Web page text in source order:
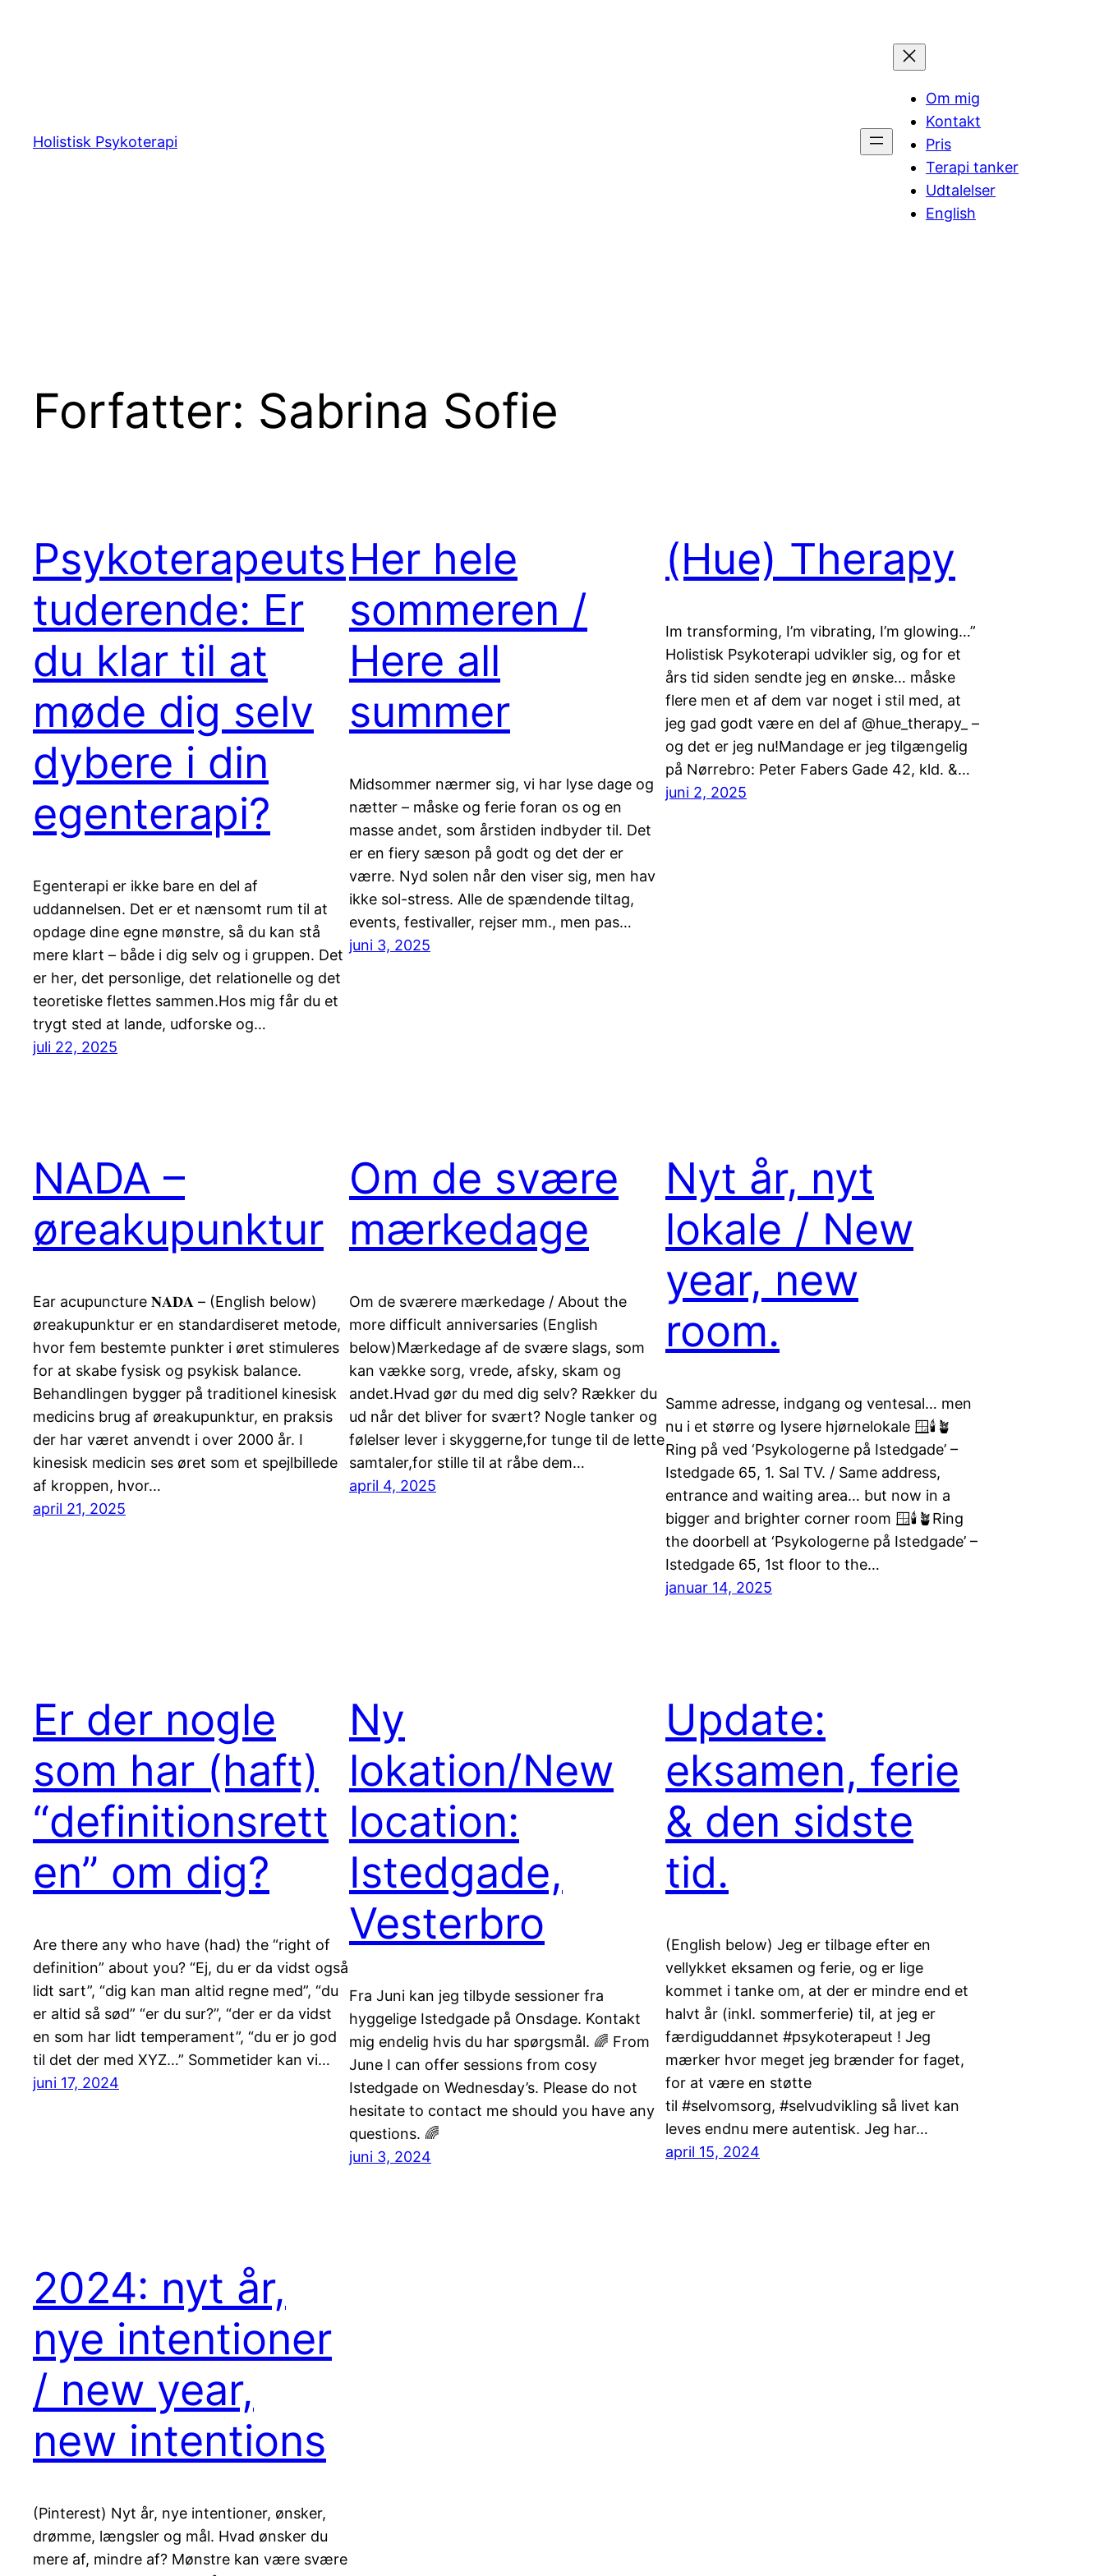
Holistisk Psykoterapi
Om mig
Kontakt
Pris
Terapi tanker
Udtalelser
English
Forfatter: Sabrina Sofie
Psykoterapeuts
tuderende: Er
du klar til at
møde dig selv
dybere i din
egenterapi?
Egenterapi er ikke bare en del af
uddannelsen. Det er et nænsomt rum til at
opdage dine egne mønstre, så du kan stå
mere klart – både i dig selv og i gruppen. Det
er her, det personlige, det relationelle og det
teoretiske flettes sammen.Hos mig får du et
trygt sted at lande, udforske og…
juli 22, 2025
Her hele
sommeren /
Here all
summer
Midsommer nærmer sig, vi har lyse dage og
nætter – måske og ferie foran os og en
masse andet, som årstiden indbyder til. Det
er en fiery sæson på godt og det der er
værre. Nyd solen når den viser sig, men hav
ikke sol-stress. Alle de spændende tiltag,
events, festivaller, rejser mm., men pas…
juni 3, 2025
(Hue) Therapy
Im transforming, I’m vibrating, I’m glowing…”
Holistisk Psykoterapi udvikler sig, og for et
års tid siden sendte jeg en ønske… måske
flere men et af dem var noget i stil med, at
jeg gad godt være en del af @hue_therapy_ –
og det er jeg nu!Mandage er jeg tilgængelig
på Nørrebro: Peter Fabers Gade 42, kld. &…
juni 2, 2025
NADA –
øreakupunktur
Ear acupuncture 𝐍𝐀𝐃𝐀 – (English below)
øreakupunktur er en standardiseret metode,
hvor fem bestemte punkter i øret stimuleres
for at skabe fysisk og psykisk balance.
Behandlingen bygger på traditionel kinesisk
medicins brug af øreakupunktur, en praksis
der har været anvendt i over 2000 år. I
kinesisk medicin ses øret som et spejlbillede
af kroppen, hvor…
april 21, 2025
Om de svære
mærkedage
Om de sværere mærkedage / About the
more difficult anniversaries (English
below)Mærkedage af de svære slags, som
kan vække sorg, vrede, afsky, skam og
andet.Hvad gør du med dig selv? Rækker du
ud når det bliver for svært? Nogle tanker og
følelser lever i skyggerne,for tunge til de lette
samtaler,for stille til at råbe dem…
april 4, 2025
Nyt år, nyt
lokale / New
year, new
room.
Samme adresse, indgang og ventesal… men
nu i et større og lysere hjørnelokale 🪟🕯️🪴
Ring på ved ‘Psykologerne på Istedgade’ –
Istedgade 65, 1. Sal TV. / Same address,
entrance and waiting area… but now in a
bigger and brighter corner room 🪟🕯️🪴Ring
the doorbell at ‘Psykologerne på Istedgade’ –
Istedgade 65, 1st floor to the…
januar 14, 2025
Er der nogle
som har (haft)
“definitionsrett
en” om dig?
Are there any who have (had) the “right of
definition” about you? “Ej, du er da vidst også
lidt sart”, “dig kan man altid regne med”, “du
er altid så sød” “er du sur?”, “der er da vidst
en som har lidt temperament”, “du er jo god
til det der med XYZ…” Sommetider kan vi…
juni 17, 2024
Ny
lokation/New
location:
Istedgade,
Vesterbro
Fra Juni kan jeg tilbyde sessioner fra
hyggelige Istedgade på Onsdage. Kontakt
mig endelig hvis du har spørgsmål. 🌈 From
June I can offer sessions from cosy
Istedgade on Wednesday’s. Please do not
hesitate to contact me should you have any
questions. 🌈
juni 3, 2024
Update:
eksamen, ferie
& den sidste
tid.
(English below) Jeg er tilbage efter en
vellykket eksamen og ferie, og er lige
kommet i tanke om, at der er mindre end et
halvt år (inkl. sommerferie) til, at jeg er
færdiguddannet #psykoterapeut ! Jeg
mærker hvor meget jeg brænder for faget,
for at være en støtte
til #selvomsorg, #selvudvikling så livet kan
leves endnu mere autentisk. Jeg har…
april 15, 2024
2024: nyt år,
nye intentioner
/ new year,
new intentions
(Pinterest) Nyt år, nye intentioner, ønsker,
drømme, længsler og mål. Hvad ønsker du
mere af, mindre af? Mønstre kan være svære